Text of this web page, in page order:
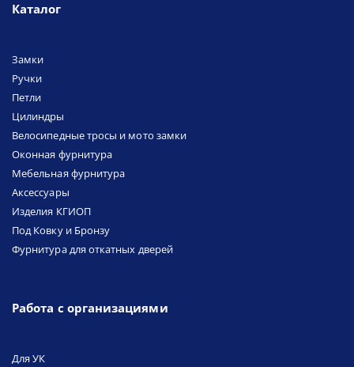
Каталог
Замки
Ручки
Петли
Цилиндры
Велосипедные тросы и мото замки
Оконная фурнитура
Мебельная фурнитура
Аксессуары
Изделия КГИОП
Под Ковку и Бронзу
Фурнитура для откатных дверей
Работа с организациями
Для УК